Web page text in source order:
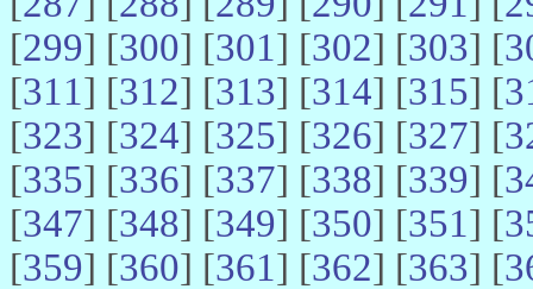
[299] [300] [301] [302] [303] [
[311] [312] [313] [314] [315] [
[323] [324] [325] [326] [327] [
[335] [336] [337] [338] [339] [
[347] [348] [349] [350] [351] [
[359] [360] [361] [362] [363] [